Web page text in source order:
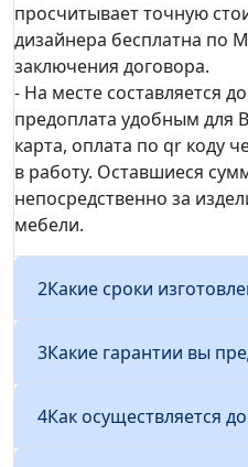
просчитывает точную
дизайнера бесплатна по
заключения договора.
- На месте составляется
предоплата удобным для
карта, оплата по qr коду
в работу. Оставшиеся
непосредственно за
мебели.
2Какие сроки
3Какие гарантии вы
4Как осуществляется